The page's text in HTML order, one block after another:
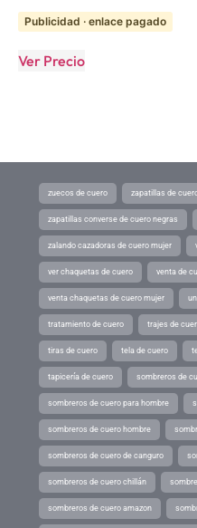
Publicidad · enlace pagado
Ver Precio
zuecos de cuero zapatillas de
zapatillas converse de cuero negras
zalando cazadoras de cuero mujer
ver chaquetas de cuero venta de
venta chaquetas de cuero mujer
tratamiento de cuero trajes de
tiras de cuero tela de cuero
tapicería de cuero sombreros de
sombreros de cuero para hombre
sombreros de cuero hombre
sombreros de cuero de canguro
sombreros de cuero chillán
sombreros de cuero amazon